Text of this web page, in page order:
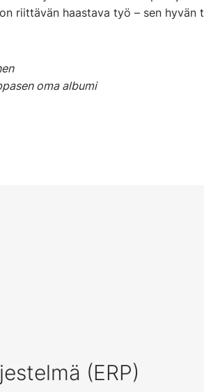
riittävän haastava työ – sen hyvän
oma albumi
(ERP)